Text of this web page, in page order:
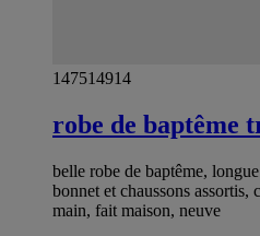
147514914
robe de baptême
belle robe de baptême,
bonnet et chaussons assortis,
main, fait maison, neuve